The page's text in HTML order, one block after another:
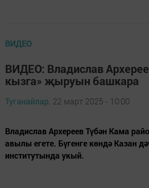
ВИДЕО
ВИДЕО: Владислав
кызга» җыруын башкара
Туганайлар, 22 март 2025 - 10:00
Владислав Архереев Түбән Кама
авылы егете. Бүгенге көндә Казан
институтында укый.